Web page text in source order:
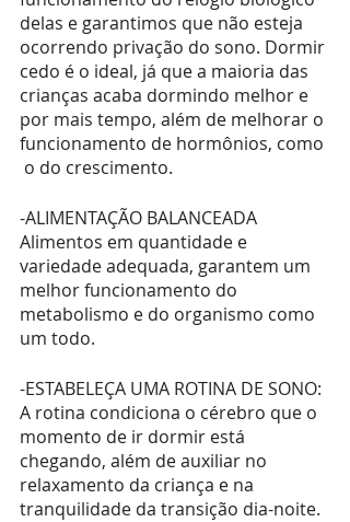
delas e garantimos que não esteja
ocorrendo privação do sono. Dormir
cedo é o ideal, já que a maioria das
crianças acaba dormindo melhor e
por mais tempo, além de melhorar o
funcionamento de hormônios, como
o do crescimento.
-ALIMENTAÇÃO BALANCEADA
Alimentos em quantidade e
variedade adequada, garantem um
melhor funcionamento do
metabolismo e do organismo como
um todo.
-ESTABELEÇA UMA ROTINA DE SONO:
A rotina condiciona o cérebro que o
momento de ir dormir está
chegando, além de auxiliar no
relaxamento da criança e na
tranquilidade da transição dia-noite.